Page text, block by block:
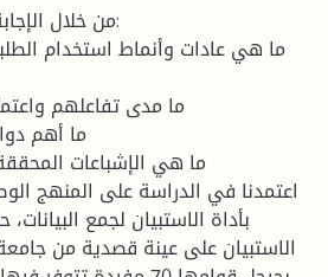
من خلال
اعتمدنا في الدراسة على المنهج
بأداة الاستبيان لجمع
الاستبيان على عينة قصدية من